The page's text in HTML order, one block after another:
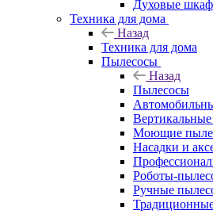
Духовые
Техника для дома
Назад
Техника для дома
Пылесосы
Назад
Пылесосы
Моющие
Насадки и
Роботы-
Ручные